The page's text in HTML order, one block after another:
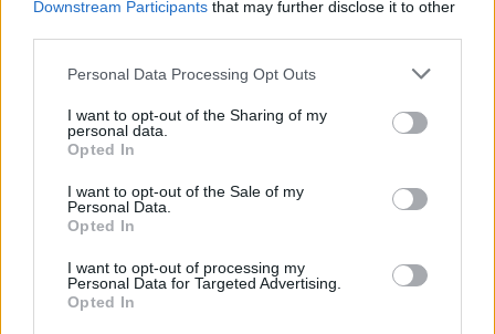
Downstream Participants that may further disclose it to other
Please note that this website/app uses one or more Google
not limited to your visit or usage behaviour. You may click to
grant or deny consent to Google and its third-party tags to
use your data for below specified purposes in below Google
consent section.
Personal Data Processing Opt Outs
I want to opt-out of the Sharing of my
personal data.
Opted In
I want to opt-out of the Sale of my
Personal Data.
Opted In
I want to opt-out of processing my
Personal Data for Targeted Advertising.
Opted In
+++ Szigorúan bizalmas +++ A nemzetközi
tapasztalatszerzés időtlen idők óta a szellemi és a
vérfrissítés, a nagy fejlődések katalizátora, ami ...